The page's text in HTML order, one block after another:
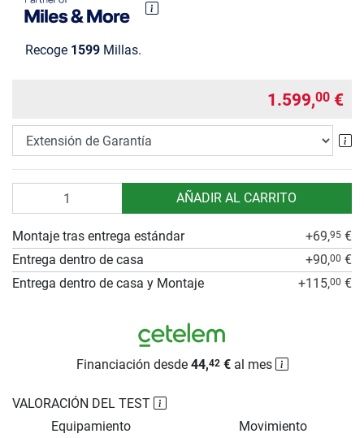
Recoge 1599 Millas.
1.599,00 €
AÑADIR AL CARRITO
VALORACIÓN DEL TEST
Equipamiento
Movimiento
Montaje tras entrega estándar +69,95 €
Entrega dentro de casa
+90,00 €
Entrega dentro de casa y Montaje
+115,00 €
Financiación desde 44,42€al mes